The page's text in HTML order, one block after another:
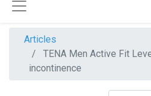
Articles
TENA Men Active Fit
incontinence